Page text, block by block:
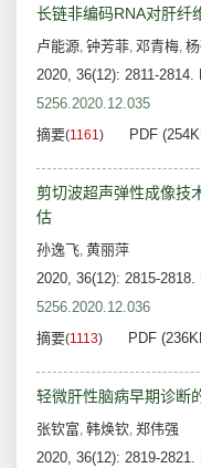
长链非编码RNA对肝纤
卢能源, 钟芳菲, 邓青梅,
2020, 36(12): 2811-2814.
5256.2020.12.035
摘要(1161) PDF
剪切波超声弹性成像技
估
孙逸飞, 黄丽萍
2020, 36(12): 2815-2818.
5256.2020.12.036
摘要(1113) PDF
轻微肝性脑病早期诊断
张钦富, 韩焕钦, 郑伟强
2020, 36(12): 2819-2821.